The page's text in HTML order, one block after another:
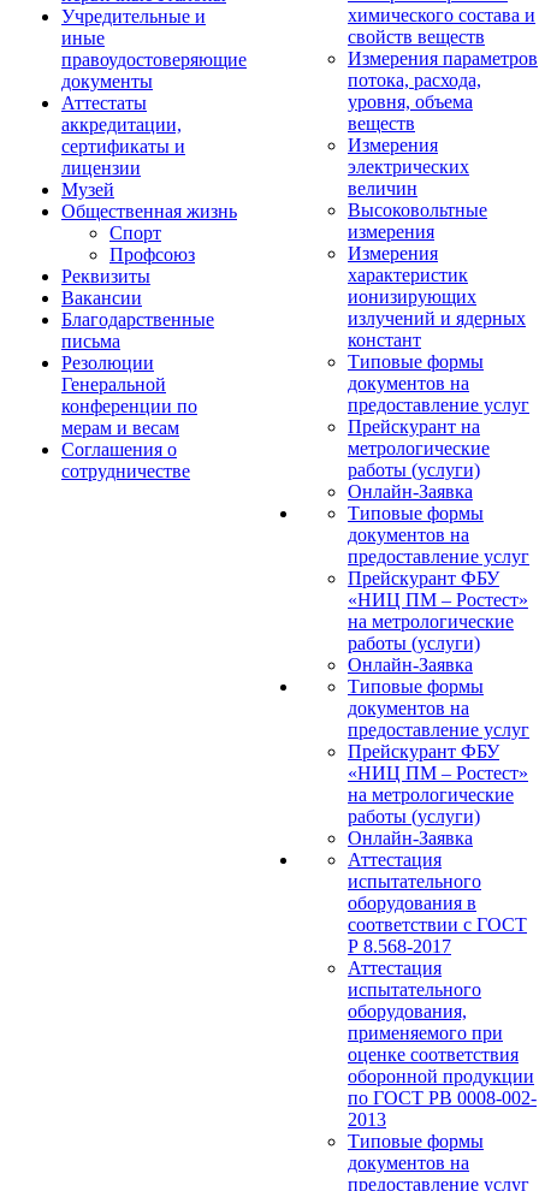
Учредительные и
иные
правоудостоверяющие
документы
Аттестаты
аккредитации,
сертификаты и
лицензии
Музей
Общественная жизнь
Спорт
Профсоюз
Реквизиты
Вакансии
Благодарственные
письма
Резолюции
Генеральной
конференции по
мерам и весам
Соглашения о
сотрудничестве
химического состава и
свойств веществ
Измерения параметров
потока, расхода,
уровня, объема
веществ
Измерения
электрических
величин
Высоковольтные
измерения
Измерения
характеристик
ионизирующих
излучений и ядерных
констант
Типовые формы
документов на
предоставление услуг
Прейскурант на
метрологические
работы (услуги)
Онлайн-Заявка
Типовые формы
документов на
предоставление услуг
Прейскурант ФБУ
«НИЦ ПМ – Ростест»
на метрологические
работы (услуги)
Онлайн-Заявка
Типовые формы
документов на
предоставление услуг
Прейскурант ФБУ
«НИЦ ПМ – Ростест»
на метрологические
работы (услуги)
Онлайн-Заявка
Аттестация
испытательного
оборудования в
соответствии с ГОСТ
Р 8.568-2017
Аттестация
испытательного
оборудования,
применяемого при
оценке соответствия
оборонной продукции
по ГОСТ РВ 0008-002-
2013
Типовые формы
документов на
предоставление услуг